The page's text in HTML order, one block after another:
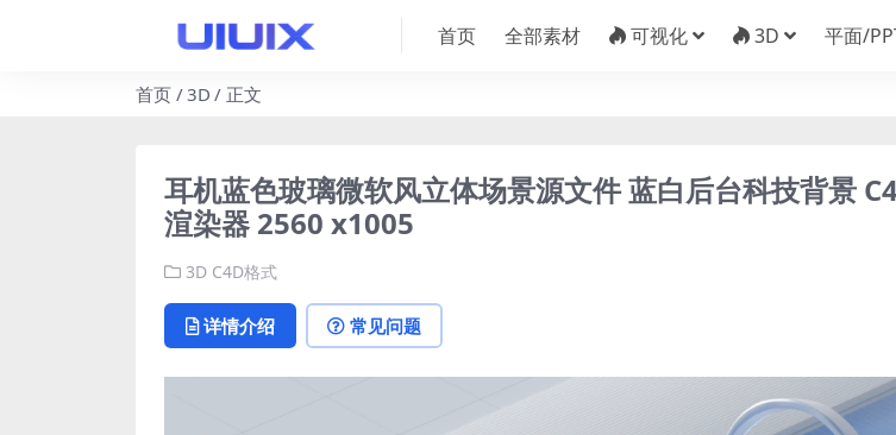
首页 全部素材 可视化 3D 平面/
首页 3D 正文
耳机蓝色玻璃微软风立体场景源文件 蓝白后台科技背景
渲染器 2560 x1005
3D C4D格式
详情介绍 常见问题